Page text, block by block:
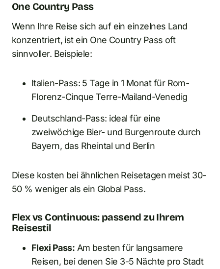
One Country Pass
Wenn Ihre Reise sich auf ein einzelnes Land
konzentriert, ist ein One Country Pass oft
sinnvoller. Beispiele:
Italien-Pass: 5 Tage in 1 Monat für Rom-
Florenz-Cinque Terre-Mailand-Venedig
Deutschland-Pass: ideal für eine
zweiwöchige Bier- und Burgenroute durch
Bayern, das Rheintal und Berlin
Diese kosten bei ähnlichen Reisetagen meist 30-
50 % weniger als ein Global Pass.
Flex vs Continuous: passend zu Ihrem
Reisestil
Flexi Pass: Am besten für langsamere
Reisen, bei denen Sie 3-5 Nächte pro Stadt